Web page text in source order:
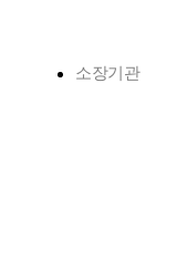
소장기관